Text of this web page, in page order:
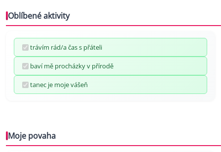
Oblíbené aktivity
trávím rád/a čas s přáteli
baví mě procházky v přírodě
tanec je moje vášeň
Moje povaha